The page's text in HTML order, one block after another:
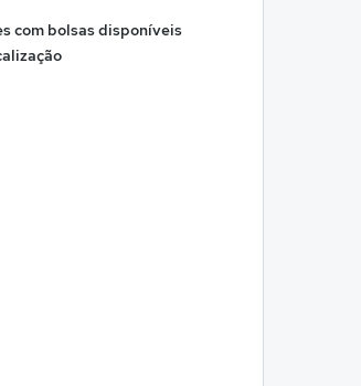
com bolsas disponíveis